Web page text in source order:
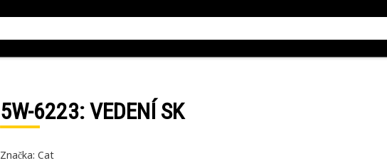
5W-6223: VEDENÍ SK
Značka: Cat